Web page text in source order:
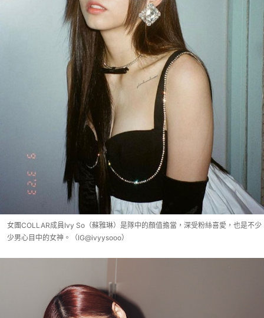
女團COLLAR成員Ivy So（蘇雅琳）是隊中的顏值擔當，深受粉絲喜愛，也是不少
少男心目中的女神。（IG@ivyysooo）